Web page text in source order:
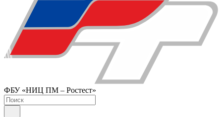
ФБУ «НИЦ ПМ – Ростест»